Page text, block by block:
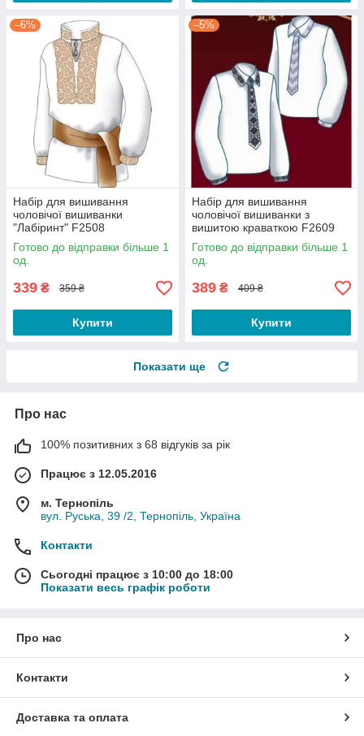
–6%
Набір для вишивання
чоловічої вишиванки
"Лабіринт" F2508
Готово до відправки більше 1
од.
339 ₴ 359 ₴
Купити
–5%
Набір для вишивання
чоловічої вишиванки з
вишитою краваткою F2609
Готово до відправки більше 1
од.
389 ₴ 409 ₴
Купити
Показати ще
Про нас
100% позитивних з 68 відгуків за рік
Працює з 12.05.2016
м. Тернопіль
вул. Руська, 39 /2, Тернопіль, Україна
Контакти
Сьогодні працює з 10:00 до 18:00
Показати весь графік роботи
Про нас
Контакти
Доставка та оплата